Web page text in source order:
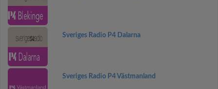
Sveriges Radio P4 Dalarna
Sveriges Radio P4 Västmanland